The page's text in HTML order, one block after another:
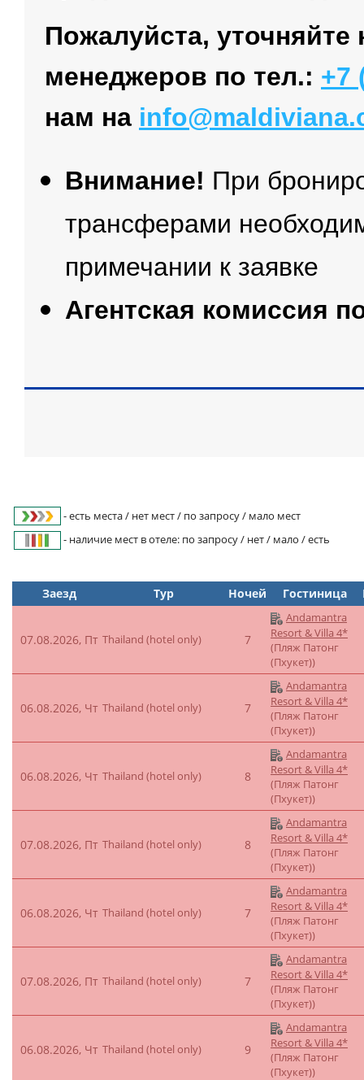
Пожалуйста,
менеджеров по тел.: +7
нам на
Внимание! При
трансферами
примечании к заявке
Агентская комиссия
- есть места / нет мест / по запросу / мало мест
- наличие мест в отеле: по запросу / нет / мало / есть
Заезд Тур Ночей Гостиница
07.08.2026, Пт Thailand (hotel only) 7
Andamantra
Resort & Villa 4*
(Пляж Патонг
(Пхукет))
06.08.2026, Чт Thailand (hotel only) 7
Andamantra
Resort & Villa 4*
(Пляж Патонг
(Пхукет))
06.08.2026, Чт Thailand (hotel only) 8
Andamantra
Resort & Villa 4*
(Пляж Патонг
(Пхукет))
07.08.2026, Пт Thailand (hotel only) 8
Andamantra
Resort & Villa 4*
(Пляж Патонг
(Пхукет))
06.08.2026, Чт Thailand (hotel only) 7
Andamantra
Resort & Villa 4*
(Пляж Патонг
(Пхукет))
07.08.2026, Пт Thailand (hotel only) 7
Andamantra
Resort & Villa 4*
(Пляж Патонг
(Пхукет))
06.08.2026, Чт Thailand (hotel only) 9
Andamantra
Resort & Villa 4*
(Пляж Патонг
(Пхукет))